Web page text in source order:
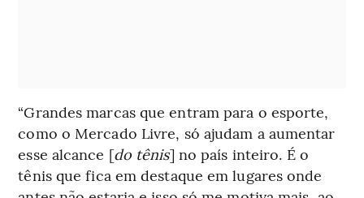
“Grandes marcas que entram para o esporte,
como o Mercado Livre, só ajudam a aumentar
esse alcance [do tênis] no país inteiro. É o
tênis que fica em destaque em lugares onde